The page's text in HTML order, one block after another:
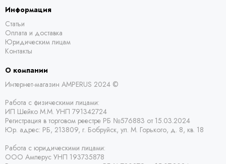
Информация
Статьи
Оплата и доставка
Юридическим лицам
Контакты
О компании
Интернет-магазин AMPERUS 2024 ©
Работа с физическими лицами:
ИП Шейко М.М. УНП 791342724
Регистрация в торговом реестре РБ №576883 от 15.03.2024
Юр. адрес: РБ, 213809, г. Бобруйск, ул. М. Горького, д. 8, кв. 18
Работа с юридическими лицами:
ООО Амперус УНП 193735878